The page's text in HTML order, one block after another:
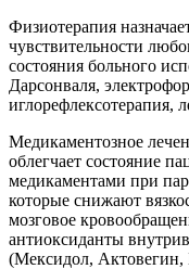
Физиотерапия
чувствительности
состояния больного
Дарсонваля,
иглорефлексотерапия,
Медикаментозное
облегчает состояние
медикаментами при
которые снижают
мозговое
антиоксиданты
(Мексидол, Актовегин,